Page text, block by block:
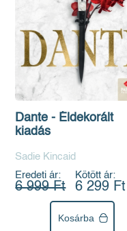
Dante - Éldekorált
kiadás
Sadie Kincaid
Eredeti ár:
6 999 Ft
Kötött ár:
6 299 Ft
Kosárba